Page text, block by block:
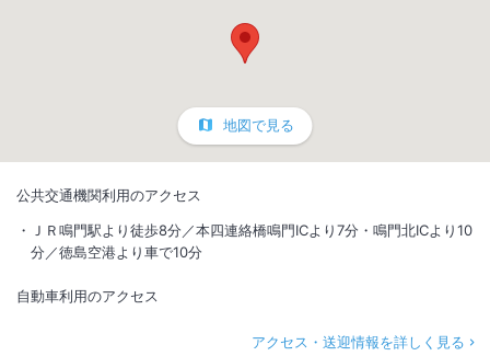
地図で見る
公共交通機関利用のアクセス
ＪＲ鳴門駅より徒歩8分／本四連絡橋鳴門ICより7分・鳴門北ICより10
分／徳島空港より車で10分
自動車利用のアクセス
アクセス・送迎情報を詳しく見る